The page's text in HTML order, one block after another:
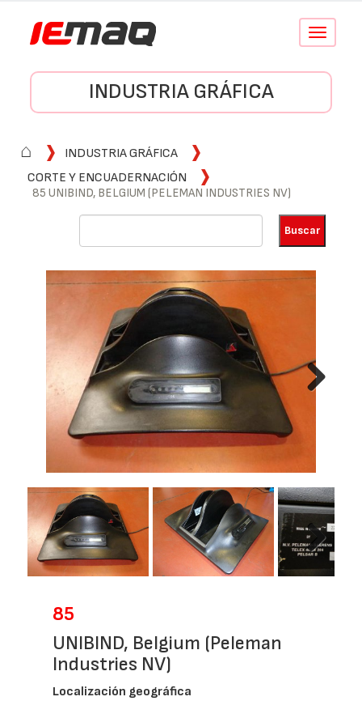
Conmutar
INDUSTRIA GRÁFICA
⌂
INDUSTRIA GRÁFICA
CORTE Y ENCUADERNACIÓN
85 UNIBIND, BELGIUM (PELEMAN INDUSTRIES NV)
Next
85
UNIBIND, Belgium (Peleman
Industries NV)
Localización geográfica